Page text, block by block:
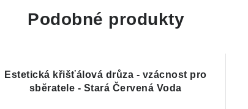
Podobné produkty
Estetická křišťálová drůza - vzácnost pro
sběratele - Stará Červená Voda